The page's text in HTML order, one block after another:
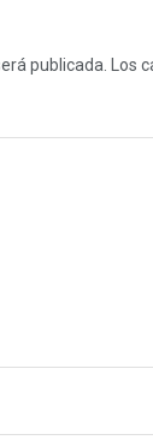
publicada. Los